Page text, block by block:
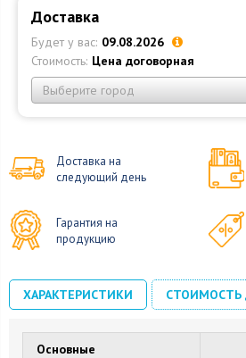
Доставка
Будет у вас: 09.08.2026
Стоимость: Цена договорная
Выберите город
Доставка на
следующий день
Гарантия на
продукцию
ХАРАКТЕРИСТИКИ СТОИМОСТЬ
Основные